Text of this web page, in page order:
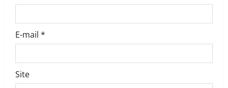
E-mail *
Site